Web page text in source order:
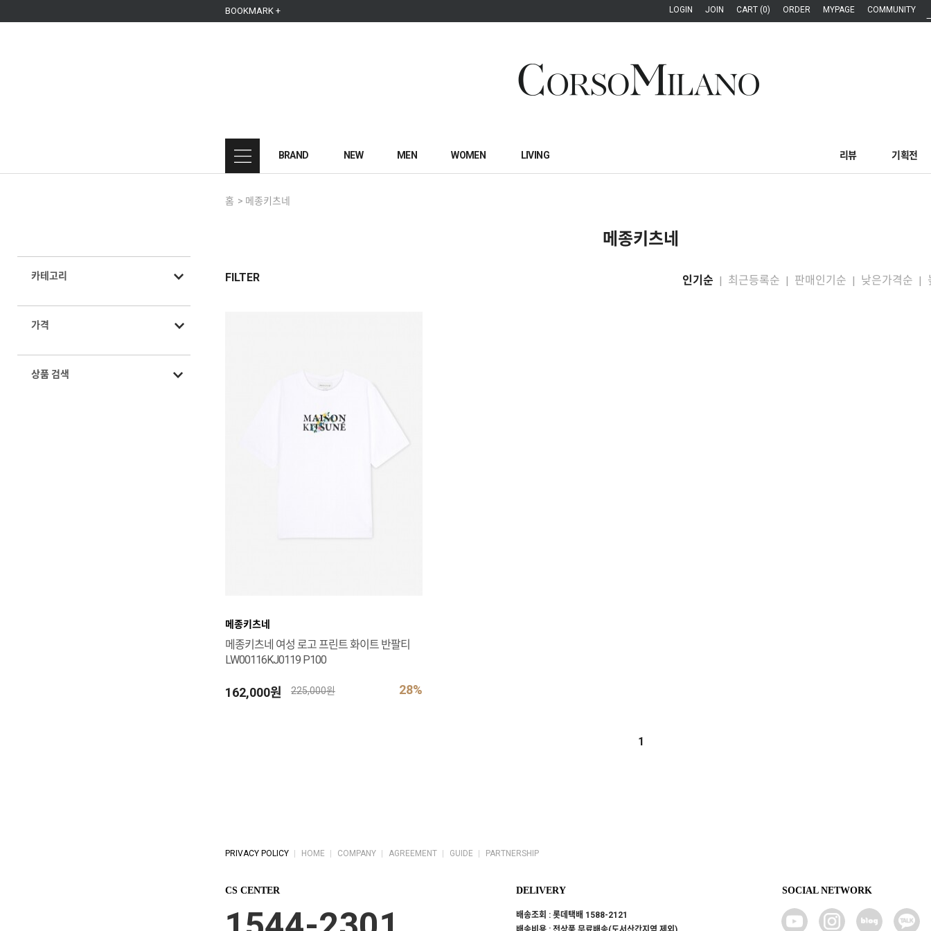
BOOKMARK + LOGIN JOIN CART (0) ORDER MYPAGE COMMUNITY
BRAND NEW MEN WOMEN LIVING 리뷰 기획전
홈 > 메종키츠네
메종키츠네
FILTER 인기순 최근등록순 판매인기순 낮은가격순
카테고리
가격
상품 검색
메종키츠네
메종키츠네 여성 로고 프린트 화이트 반팔티
LW00116KJ0119 P100
162,000원 28%
225,000원
1
PRIVACY POLICY HOME COMPANY AGREEMENT GUIDE PARTNERSHIP
CS CENTER DELIVERY
배송조회 : 롯데택배 1588-2121
SOCIAL NETWORK